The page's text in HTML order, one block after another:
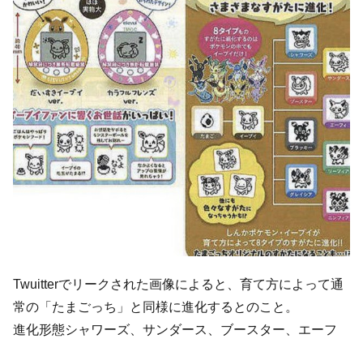
Twuitterでリークされた画像によると、育て方によって通
常の「たまごっち」と同様に進化するとのこと。
進化形態シャワーズ、サンダース、ブースター、エーフ